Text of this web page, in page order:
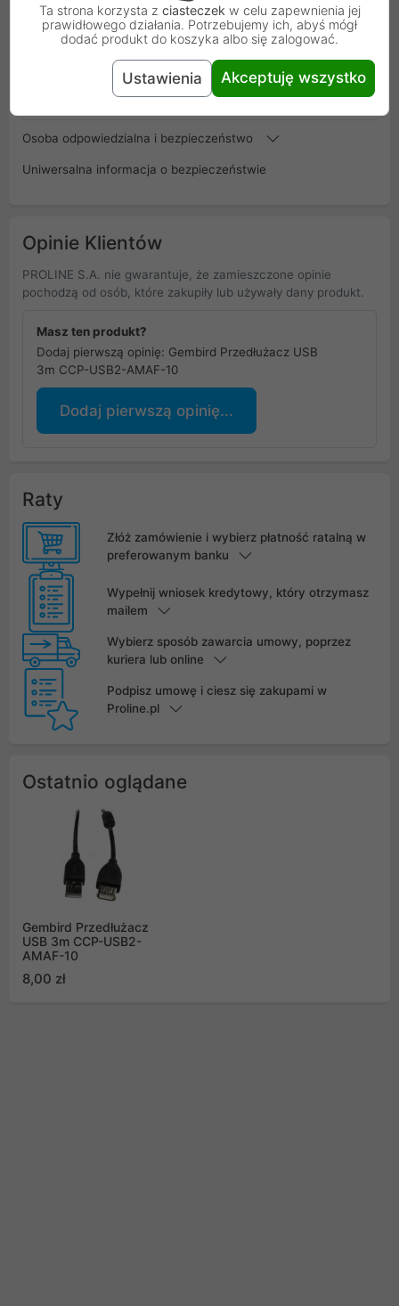
Kod PRZEDLUZACZ_USB_3M
8716309052115
Osoba odpowiedzialna i bezpieczeństwo
Uniwersalna informacja o bezpieczeństwie
Opinie Klientów
PROLINE S.A. nie gwarantuje, że zamieszczone opinie
pochodzą od osób, które zakupiły lub używały dany produkt.
Masz ten produkt?
Dodaj pierwszą opinię: Gembird Przedłużacz USB
3m CCP-USB2-AMAF-10
Dodaj pierwszą opinię...
Raty
Złóż zamówienie i wybierz płatność ratalną w
preferowanym banku
Wypełnij wniosek kredytowy, który otrzymasz
mailem
Wybierz sposób zawarcia umowy, poprzez
kuriera lub online
Podpisz umowę i ciesz się zakupami w
Proline.pl
Ostatnio oglądane
Gembird Przedłużacz
USB 3m CCP-USB2-
AMAF-10
8,00 zł
Ta strona korzysta z ciasteczek w celu zapewnienia jej
prawidłowego działania. Potrzebujemy ich, abyś mógł
dodać produkt do koszyka albo się zalogować.
Ustawienia Akceptuję wszystko